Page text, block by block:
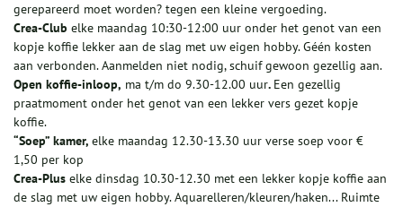
gerepareerd moet worden? tegen een kleine vergoeding.
Crea-Club elke maandag 10:30-12:00 uur onder het genot van een
kopje koffie lekker aan de slag met uw eigen hobby. Géén kosten
aan verbonden. Aanmelden niet nodig, schuif gewoon gezellig aan.
Open koffie-inloop, ma t/m do 9.30-12.00 uur. Een gezellig
praatmoment onder het genot van een lekker vers gezet kopje
koffie.
“Soep” kamer, elke maandag 12.30-13.30 uur verse soep voor €
1,50 per kop
Crea-Plus elke dinsdag 10.30-12.30 met een lekker kopje koffie aan
de slag met uw eigen hobby. Aquarelleren/kleuren/haken... Ruimte